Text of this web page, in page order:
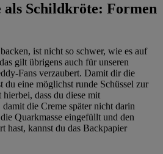
als Schildkröte: Formen
ist nicht so schwer, wie es auf
gilt übrigens auch für unseren
Fans verzaubert. Damit dir die
eine möglichst runde Schüssel zur
dass du diese mit
die Creme später nicht darin
Quarkmasse eingefüllt und den
hast, kannst du das Backpapier